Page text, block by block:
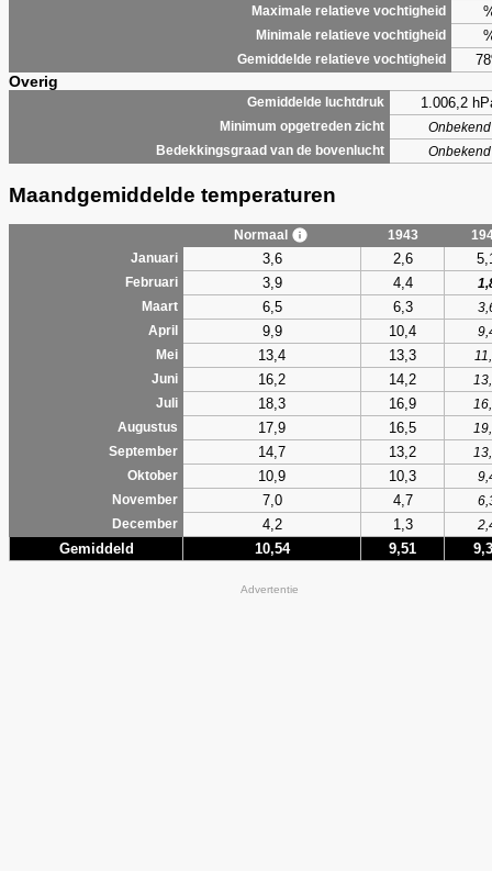
Maximale relatieve vochtigheid
Minimale relatieve vochtigheid
Gemiddelde relatieve vochtigheid
Overig
Gemiddelde luchtdruk 1.006,2
Minimum opgetreden zicht
Onbekend
Bedekkingsgraad van de bovenlucht
Onbekend
Maandgemiddelde temperaturen
Normaal 1943
Januari
3,6 2,6
Februari 3,9 4,4
Maart
6,5 6,3
April
9,9 10,4
Mei
13,4 13,3
Juni
16,2 14,2
Juli
18,3 16,9
Augustus
17,9 16,5
September
14,7 13,2
Oktober
10,9 10,3
November
7,0 4,7
December
4,2 1,3
Gemiddeld 10,54 9,51
Advertentie